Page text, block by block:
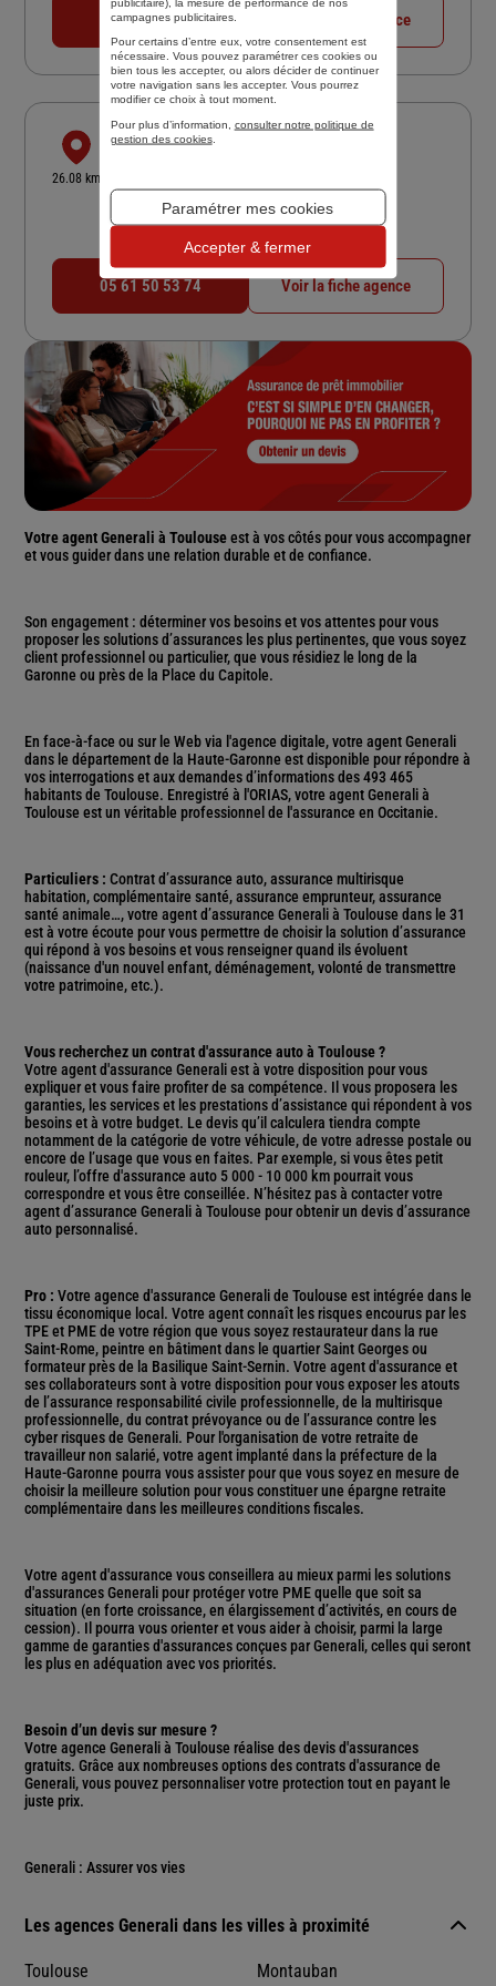
05 61 51 05 08 Voir la fiche agence
26.08 km
A.S.T. AUTERIVE
31190 AUTERIVE
4,3 Note de 4.3 sur 5
(Google) 14 avis
Fermé aujourd'hui
05 61 50 53 74 Voir la fiche agence
Votre agent Generali à Toulouseest à vos côtés pour vous accompagner
et vous guider dans une relation durable et de confiance.
Son engagement : déterminer vos besoins et vos attentes pour vous
proposer les solutions d’assurances les plus pertinentes, que vous soyez
client professionnel ou particulier, que vous résidiez le long de la
Garonne ou près de la Place du Capitole.
En face-à-face ou sur le Web via l'agence digitale, votre agent Generali
dans le département de la Haute-Garonne est disponible pour répondre à
vos interrogations et aux demandes d’informations des 493 465
habitants de Toulouse. Enregistré à l'ORIAS, votre agent Generali à
Toulouse est un véritable professionnel de l'assurance en Occitanie.
Particuliers : Contrat d’assurance auto, assurance multirisque
habitation, complémentaire santé, assurance emprunteur, assurance
santé animale…, votre agent d’assurance Generali à Toulouse dans le 31
est à votre écoute pour vous permettre de choisir la solution d’assurance
qui répond à vos besoins et vous renseigner quand ils évoluent
(naissance d'un nouvel enfant, déménagement, volonté de transmettre
votre patrimoine, etc.).
Vous recherchez un contrat d'assurance auto à Toulouse ?
Votre agent d'assurance Generali est à votre disposition pour vous
expliquer et vous faire profiter de sa compétence. Il vous proposera les
garanties, les services et les prestations d’assistance qui répondent à vos
besoins et à votre budget. Le devis qu’il calculera tiendra compte
notamment de la catégorie de votre véhicule, de votre adresse postale ou
encore de l’usage que vous en faites. Par exemple, si vous êtes petit
rouleur, l’offre d'assurance auto 5 000 - 10 000 km pourrait vous
correspondre et vous être conseillée. N’hésitez pas à contacter votre
agent d’assurance Generali à Toulouse pour obtenir un devis d’assurance
auto personnalisé.
Pro : Votre agence d'assurance Generali de Toulouse est intégrée dans le
tissu économique local. Votre agent connaît les risques encourus par les
TPE et PME de votre région que vous soyez restaurateur dans la rue
Saint-Rome, peintre en bâtiment dans le quartier Saint Georges ou
formateur près de la Basilique Saint-Sernin. Votre agent d'assurance et
ses collaborateurs sont à votre disposition pour vous exposer les atouts
de l’assurance responsabilité civile professionnelle, de la multirisque
professionnelle, du contrat prévoyance ou de l’assurance contre les
cyber risques de Generali. Pour l'organisation de votre retraite de
travailleur non salarié, votre agent implanté dans la préfecture de la
Haute-Garonne pourra vous assister pour que vous soyez en mesure de
choisir la meilleure solution pour vous constituer une épargne retraite
complémentaire dans les meilleures conditions fiscales.
Votre agent d'assurance vous conseillera au mieux parmi les solutions
d'assurances Generali pour protéger votre PME quelle que soit sa
situation (en forte croissance, en élargissement d’activités, en cours de
cession). Il pourra vous orienter et vous aider à choisir, parmi la large
gamme de garanties d'assurances conçues par Generali, celles qui seront
les plus en adéquation avec vos priorités.
Besoin d’un devis sur mesure ?
Votre agence Generali à Toulouse réalise des devis d'assurances
gratuits. Grâce aux nombreuses options des contrats d'assurance de
Generali, vous pouvez personnaliser votre protection tout en payant le
juste prix.
Generali : Assurer vos vies
Les agences Generali dans les villes à proximité
Toulouse Montauban
campagnes publicitaires.
Pour certains d’entre eux, votre consentement est
nécessaire. Vous pouvez paramétrer ces cookies ou
bien tous les accepter, ou alors décider de continuer
votre navigation sans les accepter. Vous pourrez
modifier ce choix à tout moment.
Pour plus d’information, consulter notre politique de
gestion des cookies.
Paramétrer mes cookies
Accepter & fermer